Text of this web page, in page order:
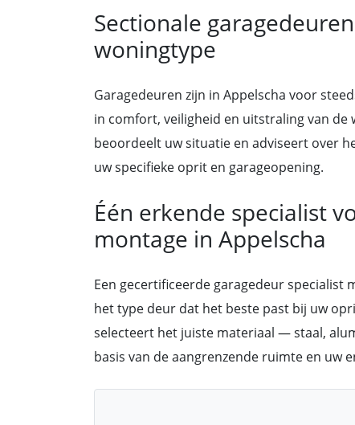
Sectionale
woningtype
Garagedeuren zijn in Appelscha voor
in comfort, veiligheid en uitstraling van de
beoordeelt uw situatie en adviseert over
uw specifieke oprit en garageopening.
Één erkende specialist
montage in Appelscha
Een gecertificeerde garagedeur specialist
het type deur dat het beste past bij uw
selecteert het juiste materiaal — staal,
basis van de aangrenzende ruimte en uw